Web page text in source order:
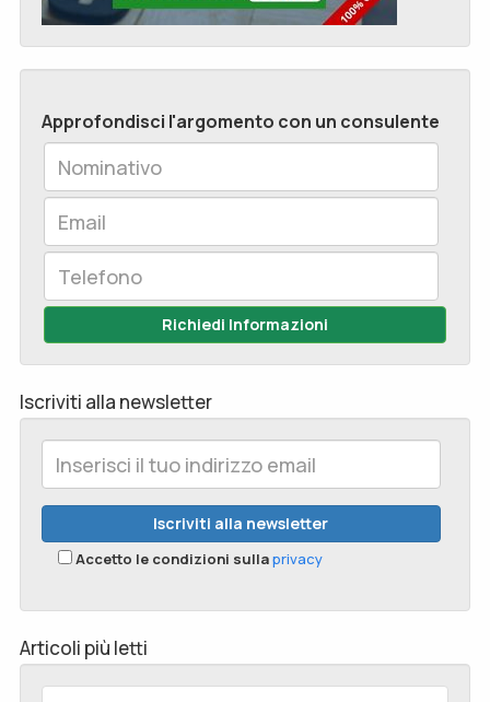
Approfondisci l'argomento con un consulente
Richiedi Informazioni
Iscriviti alla newsletter
Accetto le condizioni sullaprivacy
Articoli più letti